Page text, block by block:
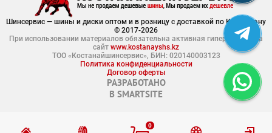
0
Шинсервис — шины и диски оптом и в розницу с доставкой по Казахстану
© 2017-2026
При использовании материалов обязательна активная гиперссылка на
сайт www.kostanayshs.kz
ТОО «Костанайшинсервис», БИН: 020140003123
Политика конфиденциальности
Договор оферты
РАЗРАБОТАНО
В SMARTSITE